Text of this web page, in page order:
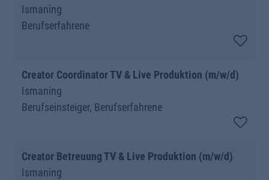
Ismaning
Berufserfahrene
Creator Coordinator TV & Live Produktion (m/w/d)
Ismaning
Berufseinsteiger, Berufserfahrene
Creator Betreuung TV & Live Produktion (m/w/d)
Ismaning